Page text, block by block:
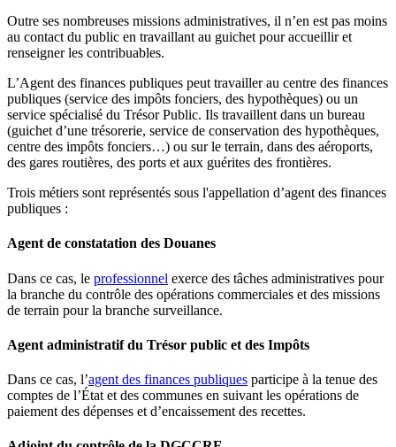
Outre ses nombreuses missions administratives, il n’en est pas moins
au contact du public en travaillant au guichet pour accueillir et
renseigner les contribuables.
L’Agent des finances publiques peut travailler au centre des finances
publiques (service des impôts fonciers, des hypothèques) ou un
service spécialisé du Trésor Public. Ils travaillent dans un bureau
(guichet d’une trésorerie, service de conservation des hypothèques,
centre des impôts fonciers…) ou sur le terrain, dans des aéroports,
des gares routières, des ports et aux guérites des frontières.
Trois métiers sont représentés sous l'appellation d’agent des finances
publiques :
Agent de constatation des Douanes
Dans ce cas, le professionnel exerce des tâches administratives pour
la branche du contrôle des opérations commerciales et des missions
de terrain pour la branche surveillance.
Agent administratif du Trésor public et des Impôts
Dans ce cas, l’agent des finances publiques participe à la tenue des
comptes de l’État et des communes en suivant les opérations de
paiement des dépenses et d’encaissement des recettes.